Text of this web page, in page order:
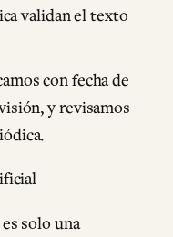
validan el texto
con fecha de
y revisamos
solo una